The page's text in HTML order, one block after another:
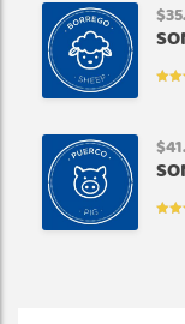
$
$